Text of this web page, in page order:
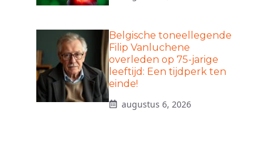
Belgische toneellegende
Filip Vanluchene
overleden op 75-jarige
leeftijd: Een tijdperk ten
einde!
augustus 6, 2026